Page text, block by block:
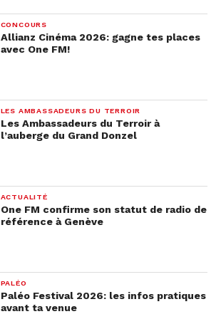
CONCOURS
Allianz Cinéma 2026: gagne tes places
avec One FM!
LES AMBASSADEURS DU TERROIR
Les Ambassadeurs du Terroir à
l’auberge du Grand Donzel
ACTUALITÉ
One FM confirme son statut de radio de
référence à Genève
PALÉO
Paléo Festival 2026: les infos pratiques
avant ta venue